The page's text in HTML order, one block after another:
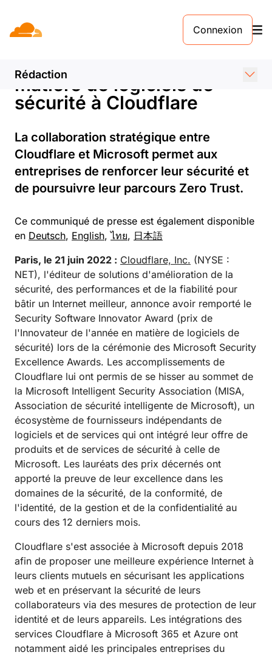
Connexion
Rédaction
COMMUNIQUÉ DE PRESSE. 22 JUIN 2022
Microsoft décerne le prix
d'Innovateur de l'année en
matière de logiciels de
sécurité à Cloudflare
La collaboration stratégique entre
Cloudflare et Microsoft permet aux
entreprises de renforcer leur sécurité et
de poursuivre leur parcours Zero Trust.
Ce communiqué de presse est également disponible
en Deutsch, English,ไทย, 日本語
Paris, le 21 juin 2022 : Cloudflare, Inc. (NYSE :
NET), l'éditeur de solutions d'amélioration de la
sécurité, des performances et de la fiabilité pour
bâtir un Internet meilleur, annonce avoir remporté le
Security Software Innovator Award (prix de
l'Innovateur de l'année en matière de logiciels de
sécurité) lors de la cérémonie des Microsoft Security
Excellence Awards. Les accomplissements de
Cloudflare lui ont permis de se hisser au sommet de
la Microsoft Intelligent Security Association (MISA,
Association de sécurité intelligente de Microsoft), un
écosystème de fournisseurs indépendants de
logiciels et de services qui ont intégré leur offre de
produits et de services de sécurité à celle de
Microsoft. Les lauréats des prix décernés ont
apporté la preuve de leur excellence dans les
domaines de la sécurité, de la conformité, de
l'identité, de la gestion et de la confidentialité au
cours des 12 derniers mois.
Cloudflare s'est associée à Microsoft depuis 2018
afin de proposer une meilleure expérience Internet à
leurs clients mutuels en sécurisant les applications
web et en préservant la sécurité de leurs
collaborateurs via des mesures de protection de leur
identité et de leurs appareils. Les intégrations des
services Cloudflare à Microsoft 365 et Azure ont
notamment aidé les principales entreprises du